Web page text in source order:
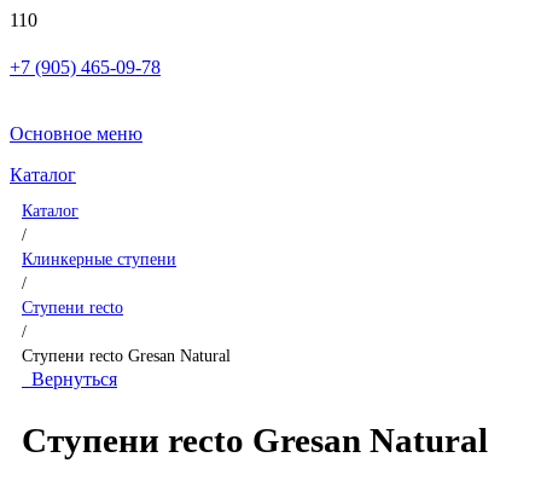
+7 (905) 465-09-78
Основное меню
Каталог
Каталог
/
Клинкерные ступени
/
Ступени recto
/
Ступени recto Gresan Natural
Вернуться
Ступени recto Gresan Natural